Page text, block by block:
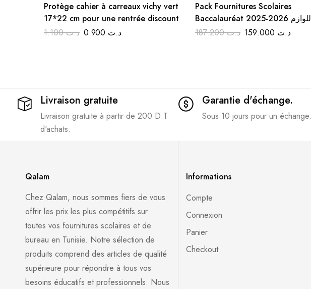
Protège cahier à carreaux vichy vert
17*22 cm pour une rentrée discount
د.ت1.100 د.ت
Pack Fournitures Scolaires
Baccalauréat 2025-2026 اللوازم
المدرسية البكالوريا
د.ت187.200 د.ت
Livraison gratuite
Livraison gratuite à partir de 200 D.T
d'achats.
Garantie d'échange.
Sous 10 jours pour un échange.
Qalam
Chez Qalam, nous sommes fiers de vous
offrir les prix les plus compétitifs sur
toutes vos fournitures scolaires et de
bureau en Tunisie. Notre sélection de
produits comprend des articles de qualité
supérieure pour répondre à tous vos
besoins éducatifs et professionnels. Nous
Informations
Compte
Connexion
Panier
Checkout